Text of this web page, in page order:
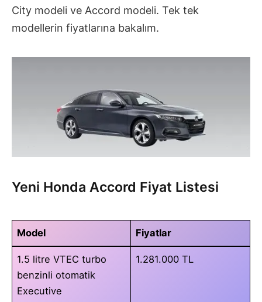
City modeli ve Accord modeli. Tek tek
modellerin fiyatlarına bakalım.
Yeni Honda Accord Fiyat Listesi
Model Fiyatlar
1.5 litre VTEC turbo
benzinli otomatik
Executive
1.281.000 TL